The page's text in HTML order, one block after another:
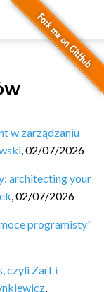
w zarządzaniu
,02/07/2026
architecting your
,02/07/2026
programisty"
czyli Zarf i
,